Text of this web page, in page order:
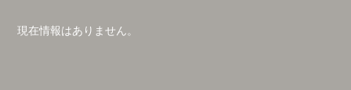
現在情報はありません。